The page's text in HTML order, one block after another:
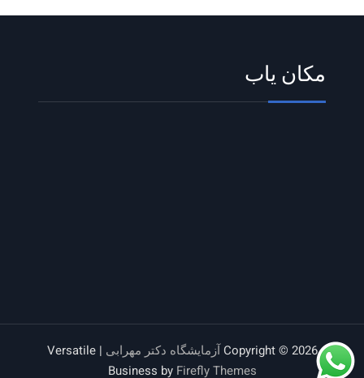
مکان یاب
Copyright © 2026 آزمایشگاه دکتر مهرابی
| Versatile
Business by Firefly Themes